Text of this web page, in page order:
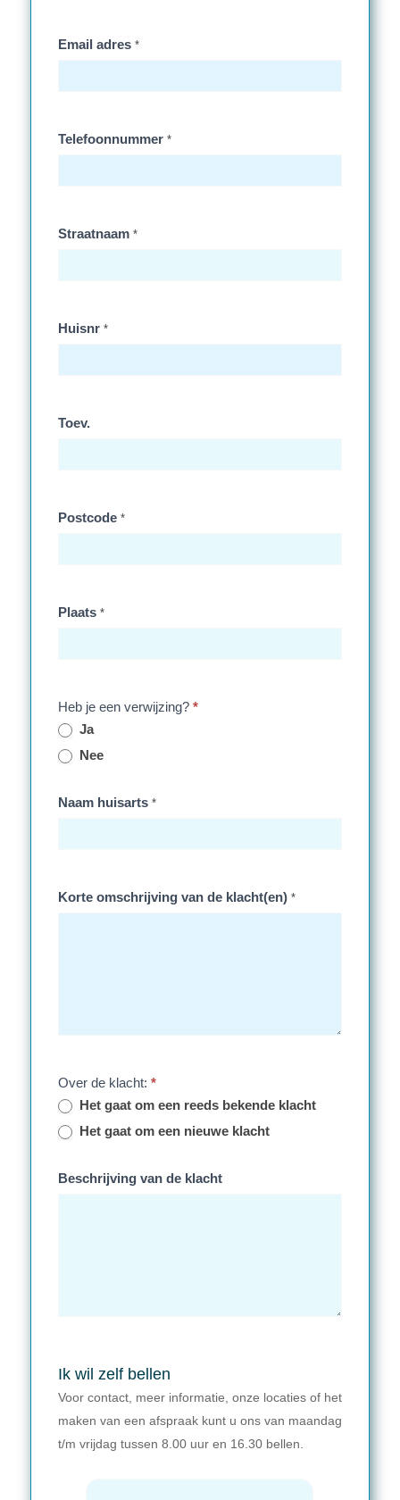
Email adres *
Telefoonnummer *
Straatnaam *
Huisnr *
Toev.
Postcode *
Plaats *
Heb je een verwijzing? *
Ja
Nee
Naam huisarts *
Korte omschrijving van de klacht(en) *
Over de klacht: *
Het gaat om een reeds bekende klacht
Het gaat om een nieuwe klacht
Beschrijving van de klacht
Ik wil zelf bellen
Voor contact, meer informatie, onze locaties of het
maken van een afspraak kunt u ons van maandag
t/m vrijdag tussen 8.00 uur en 16.30 bellen.